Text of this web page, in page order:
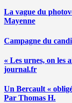
La vague du
Mayenne
Campagne du
« Les urnes, on les
journal.fr
Un Bercault «
Par Thomas H.